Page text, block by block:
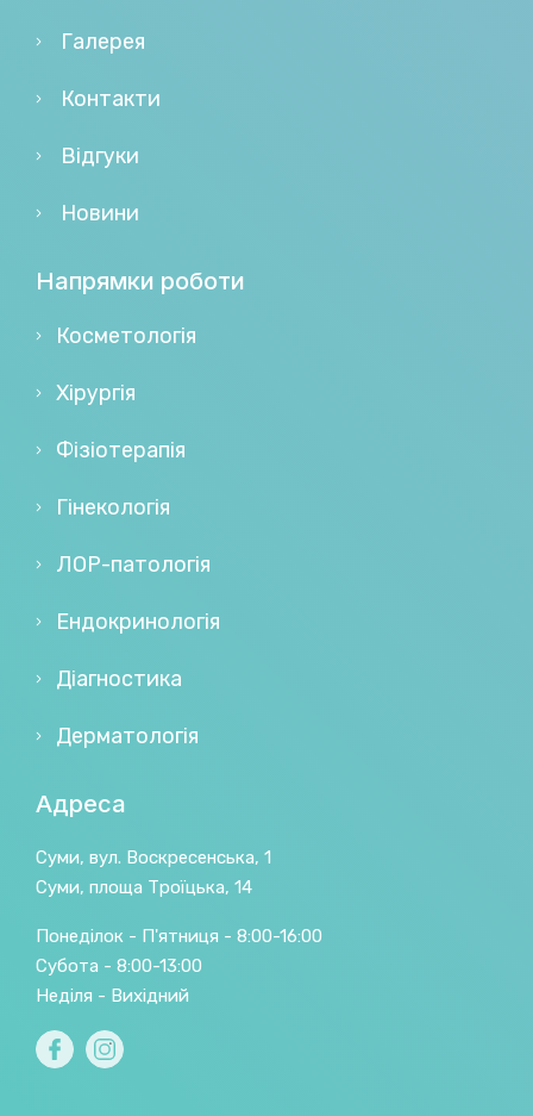
Галерея
Контакти
Відгуки
Новини
Напрямки роботи
Косметологія
Хірургія
Фізіотерапія
Гінекологія
ЛОР-патологія
Ендокринологія
Діагностика
Дерматологія
Адреса
Суми, вул. Воскресенська, 1
Суми, площа Троїцька, 14
Понеділок - П'ятниця - 8:00-16:00
Субота - 8:00-13:00
Неділя - Вихідний